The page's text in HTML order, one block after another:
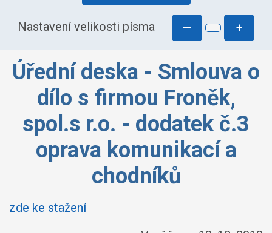
Nastavení velikosti písma — +
Úřední deska - Smlouva o
dílo s firmou Froněk,
spol.s r.o. - dodatek č.3
oprava komunikací a
chodníků
zde ke stažení